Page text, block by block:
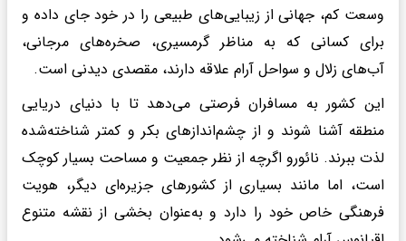
وسعت کم، جهانی از زیبایی‌های طبیعی را در خود جای داده و
برای کسانی که به مناظر گرمسیری، صخره‌های مرجانی،
آب‌های زلال و سواحل آرام علاقه دارند، مقصدی دیدنی است.
این کشور به مسافران فرصتی می‌دهد تا با دنیای دریایی
منطقه آشنا شوند و از چشم‌اندازهای بکر و کمتر شناخته‌شده
لذت ببرند. نائورو اگرچه از نظر جمعیت و مساحت بسیار کوچک
است، اما مانند بسیاری از کشورهای جزیره‌ای دیگر، هویت
فرهنگی خاص خود را دارد و به‌عنوان بخشی از نقشه متنوع